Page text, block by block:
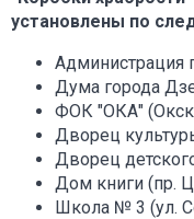
установлены по
Администрация
Дума города
ФОК "ОКА"
Дворец
Дворец
Дом книги (пр.
Школа № 3 (ул.